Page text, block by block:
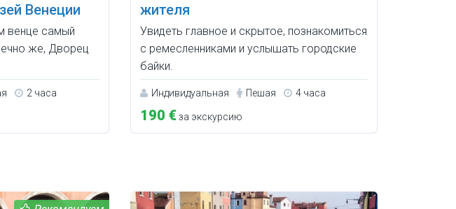
Венеции
венце самый
же, Дворец
2 часа
жителя
Увидеть главное и скрытое, познакомиться
с ремесленниками и услышать городские
байки.
Индивидуальная Пешая 4 часа
190 €за экскурсию